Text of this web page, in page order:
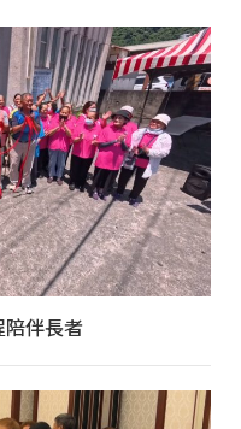
伴長者